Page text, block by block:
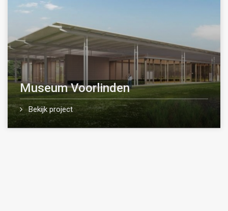
Museum Voorlinden
Bekijk project